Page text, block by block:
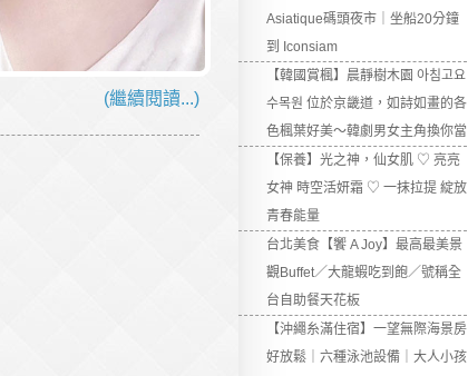
(繼續閱讀...)
Asiatique碼頭夜市｜坐船20分鐘
到 Iconsiam
【韓國賞楓】晨靜樹木園 아침고요
수목원 位於京畿道，如詩如畫的各
色楓葉好美～韓劇男女主角換你當
【保養】光之神，仙女肌 ♡ 亮亮
女神 時空活妍霜 ♡ 一抹拉提 綻放
青春能量
台北美食【饗 A Joy】最高最美景
觀Buffet／大龍蝦吃到飽／號稱全
台自助餐天花板
【沖繩糸滿住宿】一望無際海景房
好放鬆｜六種泳池設備｜大人小孩